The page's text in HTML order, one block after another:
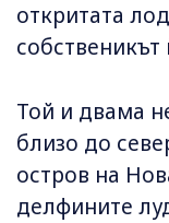
откритата
Той и двама
близо до
остров на
делфините